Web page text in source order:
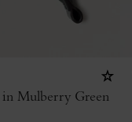
in Mulberry Green